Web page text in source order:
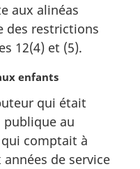
aux alinéas
des restrictions
12(4) et (5).
enfants
qui était
au
comptait à
de service